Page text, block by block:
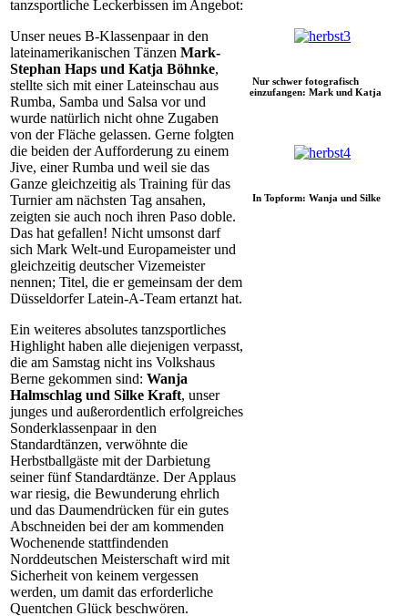
tanzsportliche Leckerbissen im Angebot:
Unser neues B-Klassenpaar in den
lateinamerikanischen Tänzen Mark-
Stephan Haps und Katja Böhnke,
stellte sich mit einer Lateinschau aus
Rumba, Samba und Salsa vor und
wurde natürlich nicht ohne Zugaben
von der Fläche gelassen. Gerne folgten
die beiden der Aufforderung zu einem
Jive, einer Rumba und weil sie das
Ganze gleichzeitig als Training für das
Turnier am nächsten Tag ansahen,
zeigten sie auch noch ihren Paso doble.
Das hat gefallen! Nicht umsonst darf
sich Mark Welt-und Europameister und
gleichzeitig deutscher Vizemeister
nennen; Titel, die er gemeinsam der dem
Düsseldorfer Latein-A-Team ertanzt hat.
Ein weiteres absolutes tanzsportliches
Highlight haben alle diejenigen verpasst,
die am Samstag nicht ins Volkshaus
Berne gekommen sind: Wanja
Halmschlag und Silke Kraft, unser
junges und außerordentlich erfolgreiches
Sonderklassenpaar in den
Standardtänzen, verwöhnte die
Herbstballgäste mit der Darbietung
seiner fünf Standardtänze. Der Applaus
war riesig, die Bewunderung ehrlich
und das Daumendrücken für ein gutes
Abschneiden bei der am kommenden
Wochenende stattfindenden
Norddeutschen Meisterschaft wird mit
Sicherheit von keinem vergessen
werden, um damit das erforderliche
Quentchen Glück beschwören.
Nur schwer fotografisch
einzufangen: Mark und Katja
In Topform: Wanja und Silke